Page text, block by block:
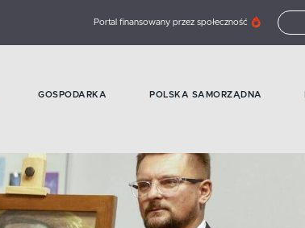
Portal finansowany przez społeczność
GOSPODARKA POLSKA SAMORZĄDNA